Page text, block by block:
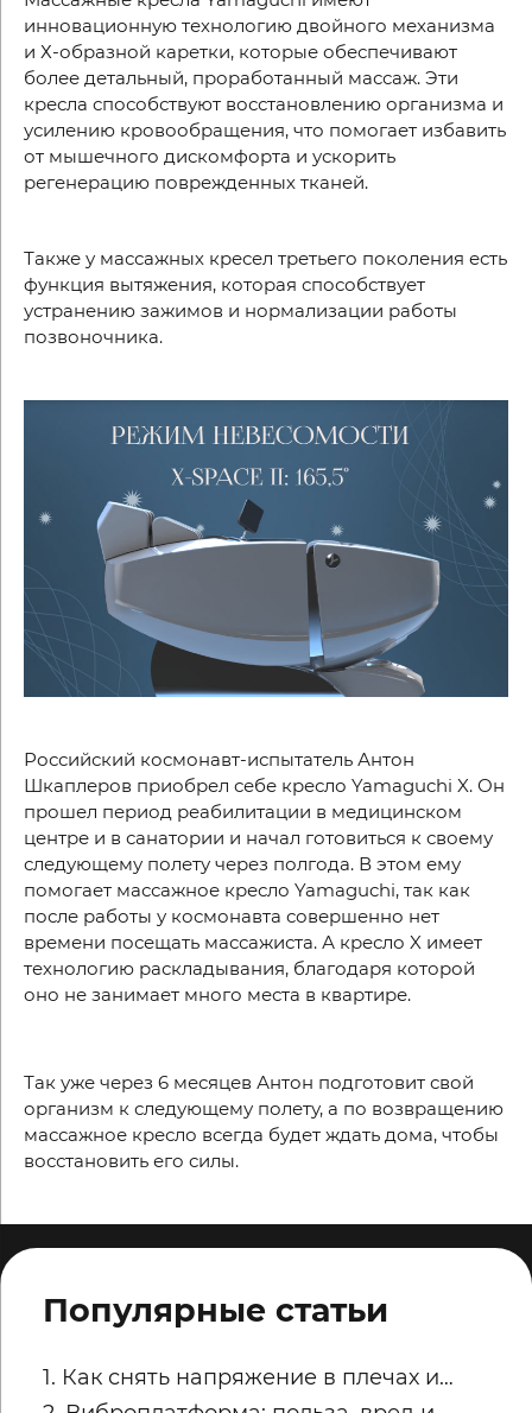
инновационную технологию двойного механизма
и Х-образной каретки, которые обеспечивают
более детальный, проработанный массаж. Эти
кресла способствуют восстановлению организма и
усилению кровообращения, что помогает избавить
от мышечного дискомфорта и ускорить
регенерацию поврежденных тканей.
Также у массажных кресел третьего поколения есть
функция вытяжения, которая способствует
устранению зажимов и нормализации работы
позвоночника.
Российский космонавт-испытатель Антон
Шкаплеров приобрел себе кресло Yamaguchi X. Он
прошел период реабилитации в медицинском
центре и в санатории и начал готовиться к своему
следующему полету через полгода. В этом ему
помогает массажное кресло Yamaguchi, так как
после работы у космонавта совершенно нет
времени посещать массажиста. А кресло X имеет
технологию раскладывания, благодаря которой
оно не занимает много места в квартире.
Так уже через 6 месяцев Антон подготовит свой
организм к следующему полету, а по возвращению
массажное кресло всегда будет ждать дома, чтобы
восстановить его силы.
Популярные статьи
1. Как снять напряжение в плечах и